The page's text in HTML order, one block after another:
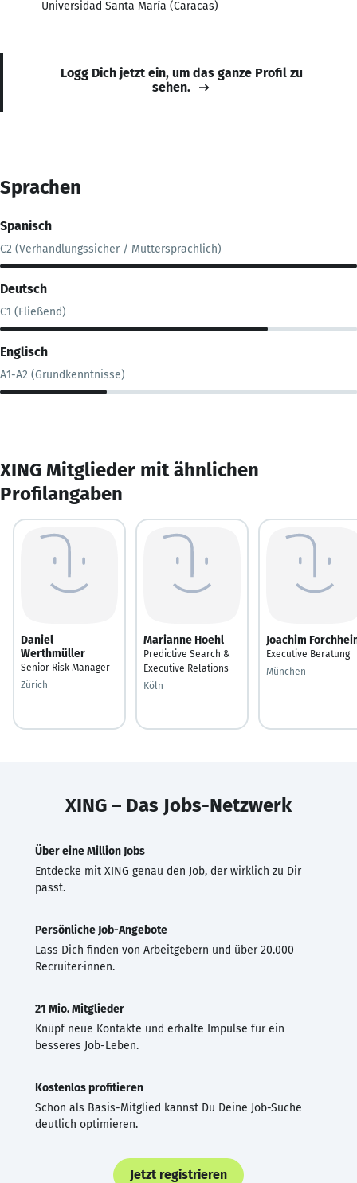
Universidad Santa María (Caracas)
Logg Dich jetzt ein, um das ganze Profil zu
sehen.
Sprachen
Spanisch
C2 (Verhandlungssicher / Muttersprachlich)
Deutsch
C1 (Fließend)
Englisch
A1-A2 (Grundkenntnisse)
XING Mitglieder mit ähnlichen
Profilangaben
Daniel
Werthmüller
Senior Risk Manager
Zürich
Marianne Hoehl
Predictive Search &
Executive Relations
Köln
Joachim
Executive Beratung
München
XING – Das Jobs-Netzwerk
Über eine Million Jobs
Entdecke mit XING genau den Job, der wirklich zu Dir
passt.
Persönliche Job-Angebote
Lass Dich finden von Arbeitgebern und über 20.000
Recruiter·innen.
21 Mio. Mitglieder
Knüpf neue Kontakte und erhalte Impulse für ein
besseres Job-Leben.
Kostenlos profitieren
Schon als Basis-Mitglied kannst Du Deine Job-Suche
deutlich optimieren.
Jetzt registrieren